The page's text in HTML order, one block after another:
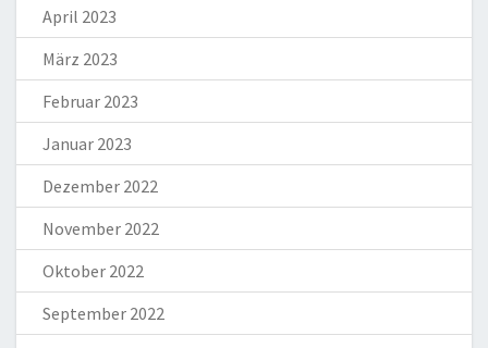
April 2023
März 2023
Februar 2023
Januar 2023
Dezember 2022
November 2022
Oktober 2022
September 2022